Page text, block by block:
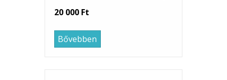
20 000 Ft
Bővebben